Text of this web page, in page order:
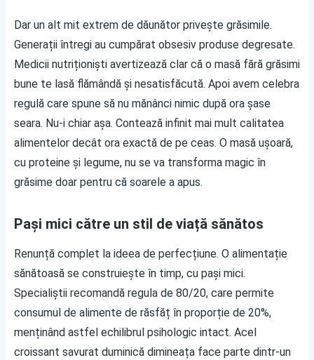
Dar un alt mit extrem de dăunător privește grăsimile.
Generații întregi au cumpărat obsesiv produse degresate.
Medicii nutriționiști avertizează clar că o masă fără grăsimi
bune te lasă flămândă și nesatisfăcută. Apoi avem celebra
regulă care spune să nu mănânci nimic după ora șase
seara. Nu-i chiar așa. Contează infinit mai mult calitatea
alimentelor decât ora exactă de pe ceas. O masă ușoară,
cu proteine și legume, nu se va transforma magic în
grăsime doar pentru că soarele a apus.
Pași mici către un stil de viață sănătos
Renunță complet la ideea de perfecțiune. O alimentație
sănătoasă se construiește în timp, cu pași mici.
Specialiștii recomandă regula de 80/20, care permite
consumul de alimente de răsfăț în proporție de 20%,
menținând astfel echilibrul psihologic intact. Acel
croissant savurat duminică dimineața face parte dintr-un